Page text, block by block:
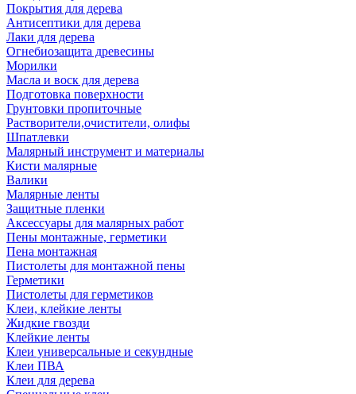
Покрытия для дерева
Антисептики для дерева
Лаки для дерева
Огнебиозащита древесины
Морилки
Масла и воск для дерева
Подготовка поверхности
Грунтовки пропиточные
Растворители,очистители, олифы
Шпатлевки
Малярный инструмент и материалы
Кисти малярные
Валики
Малярные ленты
Защитные пленки
Аксессуары для малярных работ
Пены монтажные, герметики
Пена монтажная
Пистолеты для монтажной пены
Герметики
Пистолеты для герметиков
Клеи, клейкие ленты
Жидкие гвозди
Клейкие ленты
Клеи универсальные и секундные
Клеи ПВА
Клеи для дерева